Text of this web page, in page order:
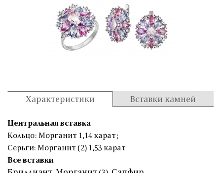
Характеристики Вставки камней
Центральная вставка
Кольцо: Морганит 1,14 карат;
Серьги: Морганит (2) 1,53 карат
Все вставки